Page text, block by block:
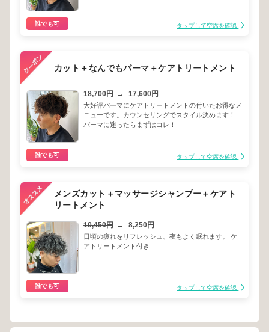
誰でも可 タップして空席を確認
カット＋なんでもパーマ＋ケアトリートメント
18,700円 → 17,600円
大好評パーマにケアトリートメントの付いたお得なメ
ニューです。カウンセリングでスタイル決めます！
パーマに迷ったらまずはコレ！
誰でも可 タップして空席を確認
メンズカット＋マッサージシャンプー＋ケアト
リートメント
10,450円 → 8,250円
日頃の疲れをリフレッシュ、夜もよく眠れます。 ケ
アトリートメント付き
誰でも可 タップして空席を確認